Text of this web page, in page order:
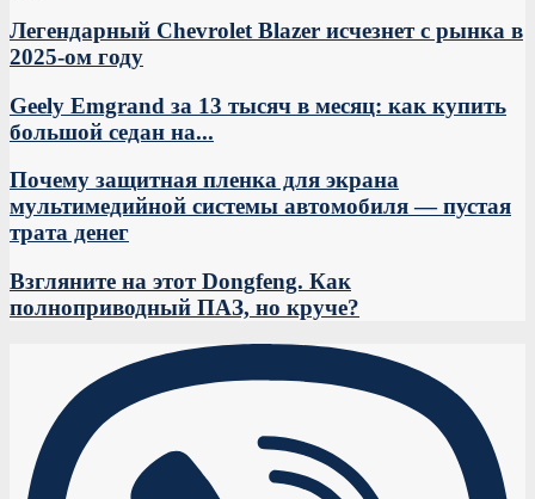
Легендарный Chevrolet Blazer исчезнет с рынка в
2025-ом году
Geely Emgrand за 13 тысяч в месяц: как купить
большой седан на...
Почему защитная пленка для экрана
мультимедийной системы автомобиля — пустая
трата денег
Взгляните на этот Dongfeng. Как
полноприводный ПАЗ, но круче?